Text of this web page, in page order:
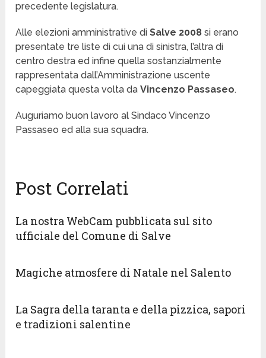
precedente legislatura.
Alle elezioni amministrative diSalve 2008 si erano
presentate tre liste di cui una di sinistra, l’altra di
centro destra ed infine quella sostanzialmente
rappresentata dall’Amministrazione uscente
capeggiata questa volta daVincenzo Passaseo.
Auguriamo buon lavoro al Sindaco Vincenzo
Passaseo ed alla sua squadra.
Post Correlati
La nostra WebCam pubblicata sul sito
ufficiale del Comune di Salve
Magiche atmosfere di Natale nel Salento
La Sagra della taranta e della pizzica, sapori
e tradizioni salentine